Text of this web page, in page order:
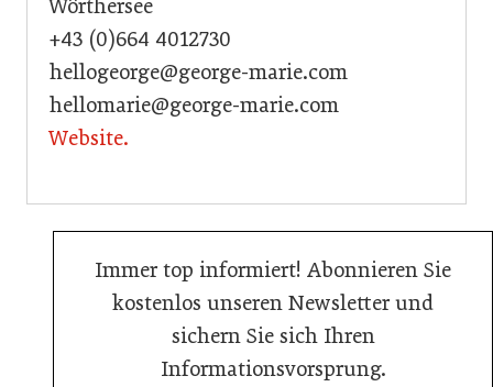
Wörthersee
+43 (0)664 4012730
hellogeorge@george-marie.com
hellomarie@george-marie.com
Website.
Immer top informiert! Abonnieren Sie
kostenlos unseren Newsletter und
sichern Sie sich Ihren
Informationsvorsprung.